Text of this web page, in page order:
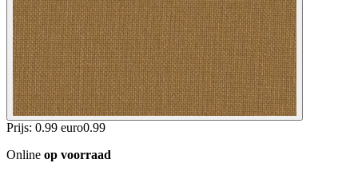
Prijs: 0.99 euro0.99
Online op voorraad